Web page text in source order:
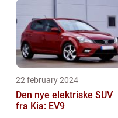
22 february 2024
Den nye elektriske SUV
fra Kia: EV9